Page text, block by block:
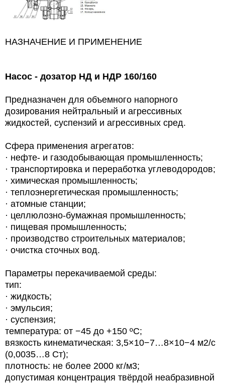
НАЗНАЧЕНИЕ И ПРИМЕНЕНИЕ
Насос - дозатор НД и НДР 160/160
Предназначен для объемного напорного
дозирования нейтральный и агрессивных
жидкостей, суспензий и агрессивных сред.
Сфера применения агрегатов:
· нефте- и газодобывающая промышленность;
· транспортировка и переработка углеводородов;
· химическая промышленность;
· теплоэнергетическая промышленность;
· атомные станции;
· целлюлозно-бумажная промышленность;
· пищевая промышленность;
· производство строительных материалов;
· очистка сточных вод.
Параметры перекачиваемой среды:
тип:
· жидкость;
· эмульсия;
· суспензия;
температура: от −45 до +150 ºС;
вязкость кинематическая: 3,5×10−7…8×10−4 м2/с
(0,0035…8 Ст);
плотность: не более 2000 кг/м3;
допустимая концентрация твёрдой неабразивной